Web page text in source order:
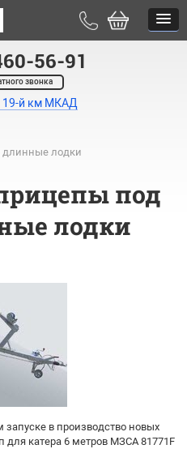
56-91
звонка
19-й км МКАД
длинные лодки
под
лодки
в производство новых
катера 6 метров МЗСА 81771F